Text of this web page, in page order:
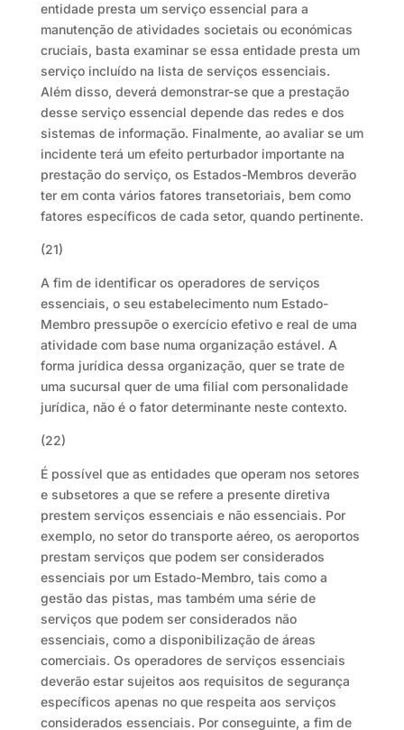
entidade presta um serviço essencial para a
manutenção de atividades societais ou económicas
cruciais, basta examinar se essa entidade presta um
serviço incluído na lista de serviços essenciais.
Além disso, deverá demonstrar-se que a prestação
desse serviço essencial depende das redes e dos
sistemas de informação. Finalmente, ao avaliar se um
incidente terá um efeito perturbador importante na
prestação do serviço, os Estados-Membros deverão
ter em conta vários fatores transetoriais, bem como
fatores específicos de cada setor, quando pertinente.
(21)
A fim de identificar os operadores de serviços
essenciais, o seu estabelecimento num Estado-
Membro pressupõe o exercício efetivo e real de uma
atividade com base numa organização estável. A
forma jurídica dessa organização, quer se trate de
uma sucursal quer de uma filial com personalidade
jurídica, não é o fator determinante neste contexto.
(22)
É possível que as entidades que operam nos setores
e subsetores a que se refere a presente diretiva
prestem serviços essenciais e não essenciais. Por
exemplo, no setor do transporte aéreo, os aeroportos
prestam serviços que podem ser considerados
essenciais por um Estado-Membro, tais como a
gestão das pistas, mas também uma série de
serviços que podem ser considerados não
essenciais, como a disponibilização de áreas
comerciais. Os operadores de serviços essenciais
deverão estar sujeitos aos requisitos de segurança
específicos apenas no que respeita aos serviços
considerados essenciais. Por conseguinte, a fim de